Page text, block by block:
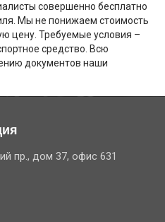
совершенно бесплатно
Мы не понижаем стоимость
цену. Требуемые условия –
средство. Всю
документов наши
пр., дом 37, офис 631